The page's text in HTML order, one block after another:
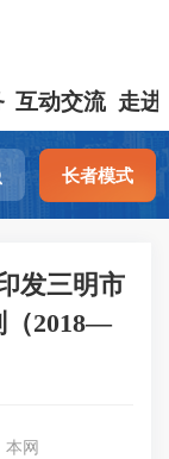
互动交流 走进
长者模式
发三明市
（2018—
本网